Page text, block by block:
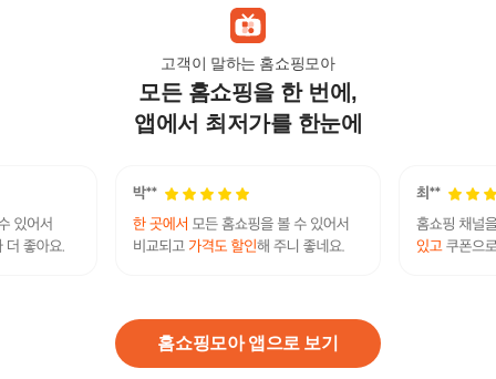
고객이 말하는 홈쇼핑모아
모든 홈쇼핑을 한 번에,
앱에서 최저가를 한눈에
홈쇼핑모아 앱으로 보기
2D새부리형 KF94마스크 굿매너컬러 중형 100매
베이지
45,000 원
모나리자 보타닉 프리미엄 마스크 그레이 새부리